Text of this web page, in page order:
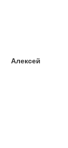
Алексей